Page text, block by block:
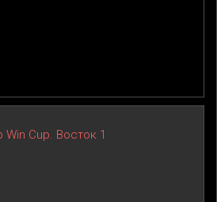
Win Cup. Восток 1